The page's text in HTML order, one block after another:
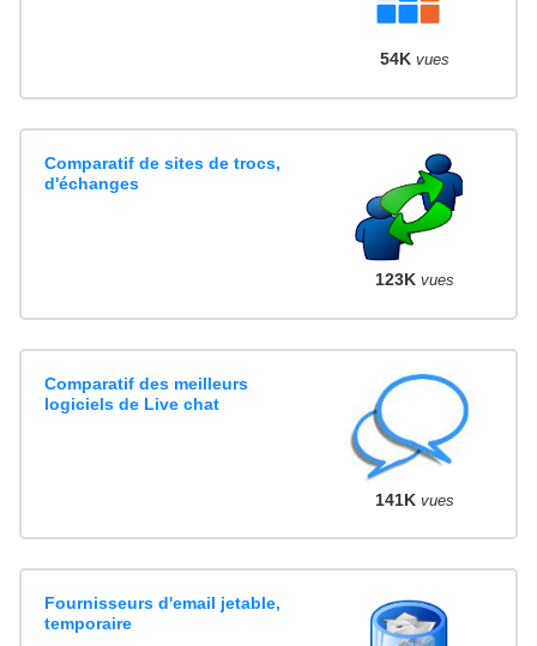
54K vues
Comparatif de sites de trocs,
d'échanges
123K vues
Comparatif des meilleurs
logiciels de Live chat
141K vues
Fournisseurs d'email jetable,
temporaire